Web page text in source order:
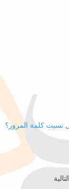
نسيت كلمة المرور؟